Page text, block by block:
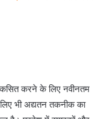
करने के लिए नवीनतम
भी अद्यतन तकनीक का